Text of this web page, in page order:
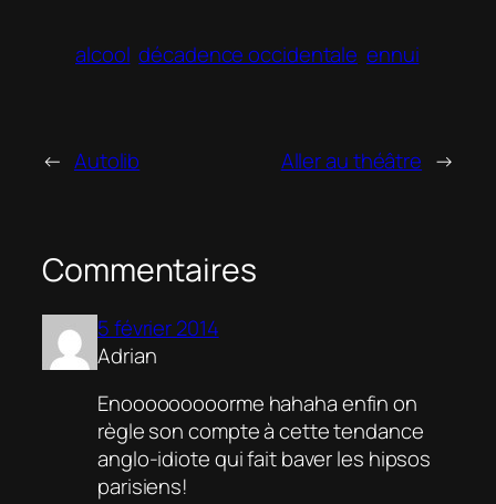
alcool décadence occidentale ennui
← Autolib Aller au théâtre →
Commentaires
5 février 2014
Adrian
Enooooooooorme hahaha enfin on
règle son compte à cette tendance
anglo-idiote qui fait baver les hipsos
parisiens!